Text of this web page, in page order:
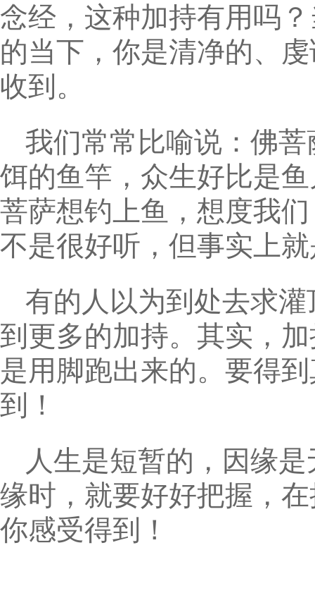
念经，这种加持有用吗
的当下，你是清净的、
收到。
我们常常比喻说：佛
饵的鱼竿，众生好比是
菩萨想钓上鱼，想度我
不是很好听，但事实上
有的人以为到处去求
到更多的加持。其实，
是用脚跑出来的。要得
到！
人生是短暂的，因缘
缘时，就要好好把握，
你感受得到！